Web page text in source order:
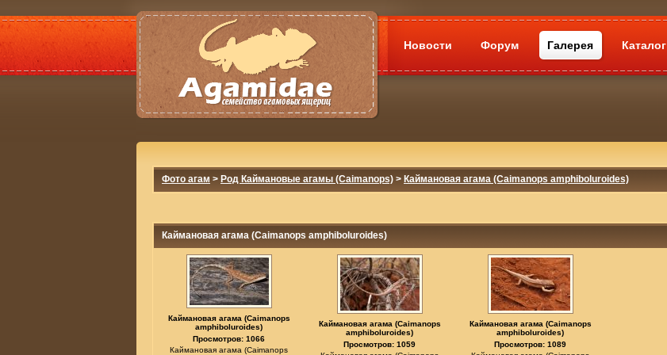
Новости Форум Галерея Каталог
Фото агам > Род Каймановые агамы (Caimanops) > Каймановая агама (Caimanops amphiboluroides)
Каймановая агама (Caimanops amphiboluroides)
Каймановая агама (Caimanops
amphiboluroides)
Просмотров: 1066
Каймановая агама (Caimanops
Каймановая агама (Caimanops
amphiboluroides)
Просмотров: 1059
Каймановая агама (Caimanops
amphiboluroides)
Просмотров: 1089